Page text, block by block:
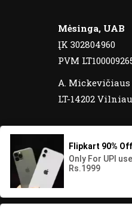
Mėsinga, UAB
ĮK 302804960
PVM
A. Mickevičiaus
LT-14202